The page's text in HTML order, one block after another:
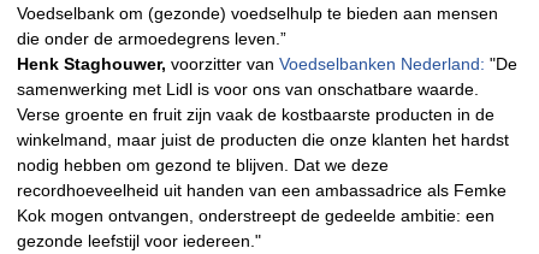
Voedselbank om (gezonde) voedselhulp te bieden aan mensen
die onder de armoedegrens leven.”
Henk Staghouwer, voorzitter van Voedselbanken Nederland: "De
samenwerking met Lidl is voor ons van onschatbare waarde.
Verse groente en fruit zijn vaak de kostbaarste producten in de
winkelmand, maar juist de producten die onze klanten het hardst
nodig hebben om gezond te blijven. Dat we deze
recordhoeveelheid uit handen van een ambassadrice als Femke
Kok mogen ontvangen, onderstreept de gedeelde ambitie: een
gezonde leefstijl voor iedereen."